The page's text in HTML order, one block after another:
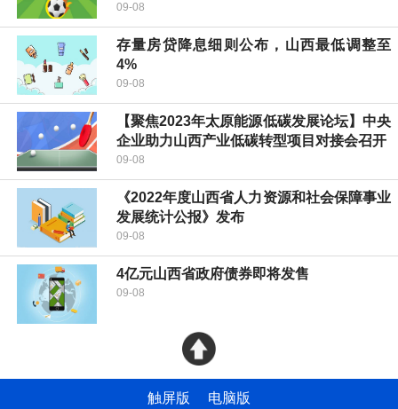
09-08
存量房贷降息细则公布，山西最低调整至
4%
09-08
【聚焦2023年太原能源低碳发展论坛】中央
企业助力山西产业低碳转型项目对接会召开
09-08
《2022年度山西省人力资源和社会保障事业
发展统计公报》发布
09-08
4亿元山西省政府债券即将发售
09-08
触屏版 电脑版